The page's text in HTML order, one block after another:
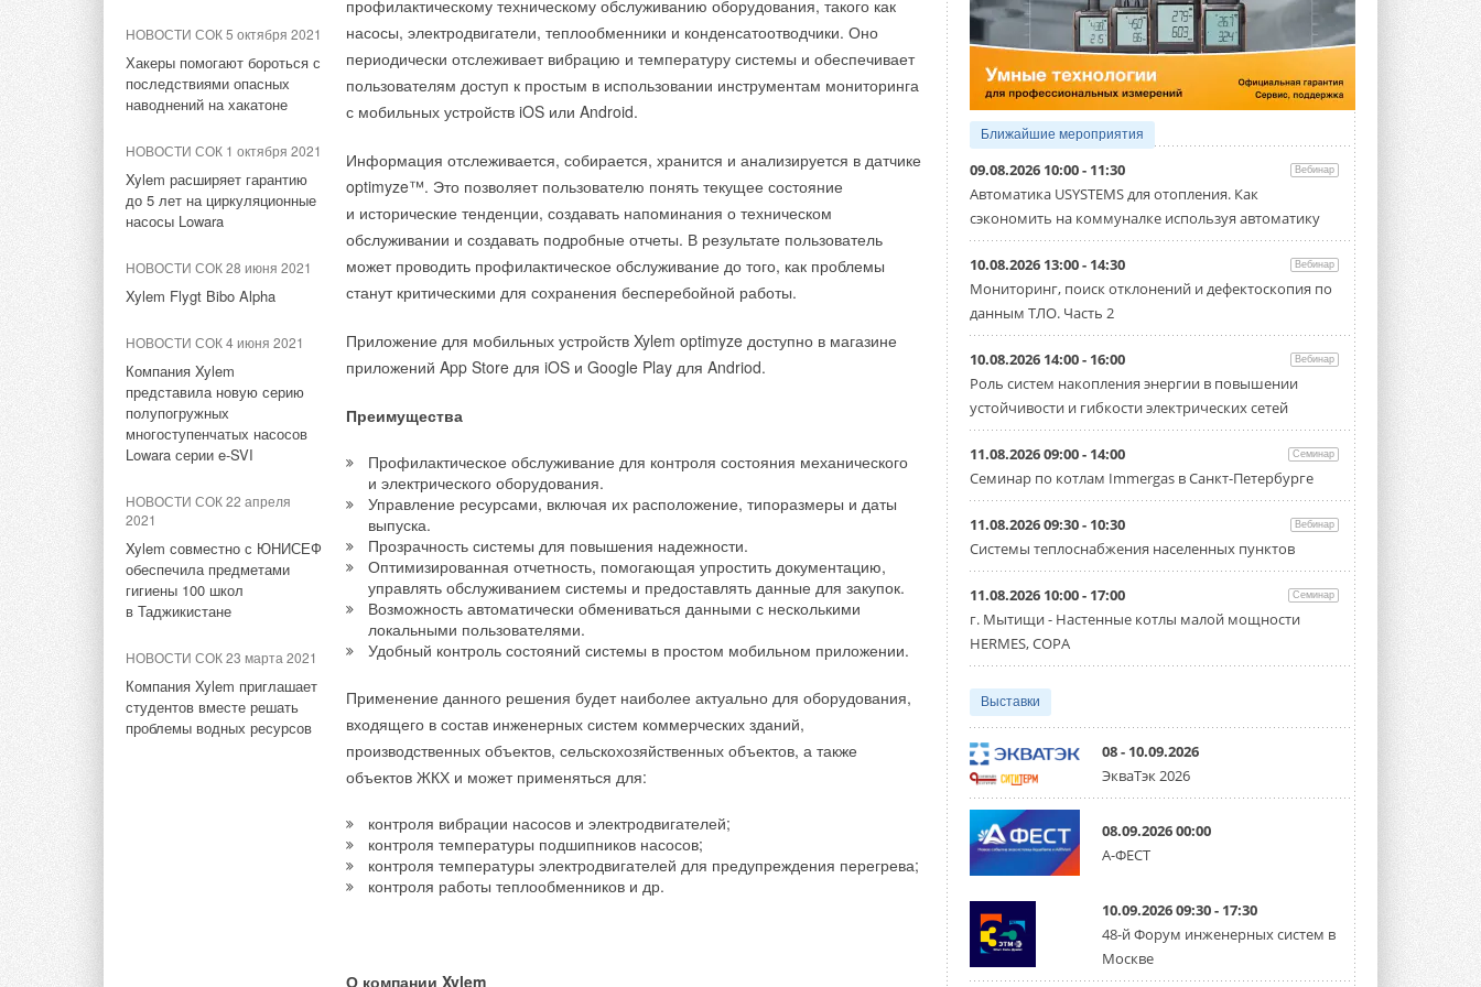
НОВОСТИ СОК 5 октября 2021
Хакеры помогают бороться с
последствиями опасных
наводнений на хакатоне
НОВОСТИ СОК 1 октября 2021
Xylem расширяет гарантию
до 5 лет на циркуляционные
насосы Lowara
НОВОСТИ СОК 28 июня 2021
Xylem Flygt Bibo Alpha
НОВОСТИ СОК 4 июня 2021
Компания Xylem
представила новую серию
полупогружных
многоступенчатых насосов
Lowara серии e-SVI
НОВОСТИ СОК 22 апреля
2021
Xylem совместно с ЮНИСЕФ
обеспечила предметами
гигиены 100 школ
в Таджикистане
НОВОСТИ СОК 23 марта 2021
Компания Xylem приглашает
студентов вместе решать
проблемы водных ресурсов
профилактическому техническому обслуживанию оборудования, такого как
насосы, электродвигатели, теплообменники и конденсатоотводчики. Оно
периодически отслеживает вибрацию и температуру системы и обеспечивает
пользователям доступ к простым в использовании инструментам мониторинга
с мобильных устройств iOS или Android.
Информация отслеживается, собирается, хранится и анализируется в датчике
optimyze™. Это позволяет пользователю понять текущее состояние
и исторические тенденции, создавать напоминания о техническом
обслуживании и создавать подробные отчеты. В результате пользователь
может проводить профилактическое обслуживание до того, как проблемы
станут критическими для сохранения бесперебойной работы.
Приложение для мобильных устройств Xylem optimyze доступно в магазине
приложений App Store для iOS и Google Play для Andriod.
Преимущества
Профилактическое обслуживание для контроля состояния механического
и электрического оборудования.
Управление ресурсами, включая их расположение, типоразмеры и даты
выпуска.
Прозрачность системы для повышения надежности.
Оптимизированная отчетность, помогающая упростить документацию,
управлять обслуживанием системы и предоставлять данные для закупок.
Возможность автоматически обмениваться данными с несколькими
локальными пользователями.
Удобный контроль состояний системы в простом мобильном приложении.
Применение данного решения будет наиболее актуально для оборудования,
входящего в состав инженерных систем коммерческих зданий,
производственных объектов, сельскохозяйственных объектов, а также
объектов ЖКХ и может применяться для:
контроля вибрации насосов и электродвигателей;
контроля температуры подшипников насосов;
контроля температуры электродвигателей для предупреждения перегрева;
контроля работы теплообменников и др.
О компании Xylem
5 АВГУСТА 2026
21-й ежегодный форум
«ЦОД-2026»
Мероприятие пройдет 2-3 сентября в
отеле Radisson Slavyanskaya. Форум
посетит более двух тысяч участников ...
5 АВГУСТА 2026
Китайская Shenling представила
линейку тепловых насосов
«воздух-вода» на R290
Серия ThermaX R290 All-In-One
включает три модели ...
Тепловые насосы в связке с
солнечной генерацией и
накопителем снижают
потребление на 60%
Исследователи из Италии установили ...
4 АВГУСТА 2026
«РУСКЛИМАТ Fest 2026» в Уфе
собрал свыше 700 профи
климатической отрасли
Организатором выступил торгово-
производственный холдинг ...
ЦОД с плотностью 54 кВт на
стойку
3 АВГУСТА 2026
систему DVM на R32
Линейка включает семь типоразмеров
производительностью от 22,4 до 56 кВт.
Суммарная длина трубопроводов ...
3 АВГУСТА 2026
«СиСофт Девелопмент» подвел
итоги конкурса студенческих
стартует уже в сентябре 2026 года ...
3 АВГУСТА 2026
«Русклимат» укрепляет
Ближайшие мероприятия
09.08.2026 10:00 - 11:30 Вебинар
Автоматика USYSTEMS для отопления. Как
сэкономить на коммуналке используя автоматику
10.08.2026 13:00 - 14:30 Вебинар
Мониторинг, поиск отклонений и дефектоскопия по
данным ТЛО. Часть 2
10.08.2026 14:00 - 16:00 Вебинар
Роль систем накопления энергии в повышении
устойчивости и гибкости электрических сетей
11.08.2026 09:00 - 14:00 Семинар
Семинар по котлам Immergas в Санкт-Петербурге
11.08.2026 09:30 - 10:30 Вебинар
Системы теплоснабжения населенных пунктов
11.08.2026 10:00 - 17:00 Семинар
г. Мытищи - Настенные котлы малой мощности
HERMES, COPA
Выставки
08 - 10.09.2026
ЭкваТэк 2026
08.09.2026 00:00
А-ФЕСТ
10.09.2026 09:30 - 17:30
48-й Форум инженерных систем в
Москве
стандарты
энергопотребления и
эффективности для
солнечной индустрии
НОВОСТИ СОК 7 июля 2026
Минэкономразвития вводит
статус «технологических
лидеров»
НОВОСТИ СОК 2 июля 2026
В России вступил в силу
«зеленый» стандарт для
многоквартирных домов
НОВОСТИ СОК 1 июля 2026
Дом с пониженным расходом
Замечания и предложения, а также отзывы можно направлять по адресу:
g.donskykh@no-e.ru
энергосбережения и повышения энергетической эффективности» (НОЭ)
была создана в 2011 году. За время своего существования НОЭ внесло
заметный вклад в повышение энергетической эффективности российской
экономики. На сегодняшний день НОЭ объединяет 30 организаций, включая
СРО в области энергетического обследования и другие ассоциации
и компании, работающие в области энергосбережения и повышения
энергетической эффективности: производителей приборов учета
и центры мониторинга энергопотребления; производителей
в области энергоаудита; энергосервисные и консалтинговые компании;
возобновляемых источников энергии.
Комментарии
Добавить комментарий
возможности для роста
НОВОСТИ СОК 10 июня 2026
AURUS на ПМЭФ-2026:
НОВОСТИ СОК 9 июня 2026
Русклимат на ПМЭФ-2026:
инновации и партнёрства
ЖУРНАЛ СОК июнь 2026
Свежий воздух без
приточно-вытяжные
установки SHUFT UniMAX
для квартиры и частного
дома
и определяет ценовую и дистрибуторскую политику систем
кондиционирования воздуха японской компании на территории России
и Республики Беларусь. В конце прошлого года холдинг открыл в Москве
инновационную бренд-зону Toshiba, которая сделана с применением
нестандартных материалов и сложных конструкций. Экспозиция организована
совместно с официальным представительством японского бренда в России. В
самом крупном маркетинг-холле Европы представлены все категории систем
кондиционирования Toshiba для различного типа жилья и коммерческой
недвижимости — от классических блоков в минималистичном японском стиле